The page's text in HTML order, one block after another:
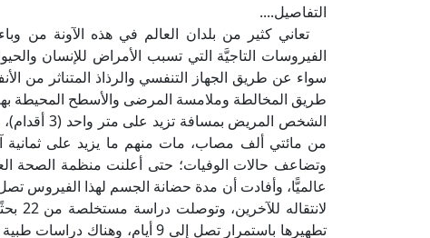
التفاصيل....
الفيروسات التاجيَّة التي تسبب الأمراض للإنسان
سواء عن طريق الجهاز التنفسي والرذاذ المتناثر من
طريق المخالطة وملامسة المرضى والأسطح المحيطة بهم
من مائتي ألف مصاب، مات منهم ما يزيد على ثمانية
تطهيرها باستمرار تصل إلى 9